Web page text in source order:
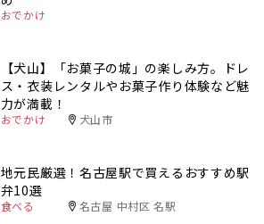
おでかけ
【犬山】「お菓子の城」の楽しみ方。ドレ
ス・衣装レンタルやお菓子作り体験など魅
力が満載！
おでかけ 犬山市
地元民厳選！名古屋駅で買えるおすすめ駅
弁10選
食べる 名古屋 中村区 名駅